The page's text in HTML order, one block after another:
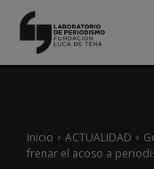
Inicio ACTUALIDAD
frenar el acoso a